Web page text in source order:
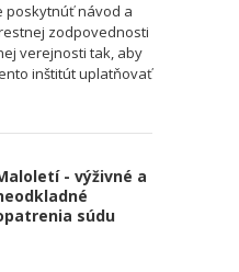
poskytnúť návod a
zodpovednosti
verejnosti tak, aby
inštitút uplatňovať
- výživné a
súdu